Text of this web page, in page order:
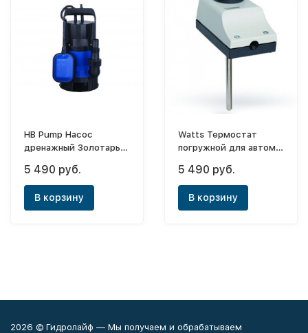
HB Pump Насос
дренажный Золотарь
5 490 руб.
В корзину
Watts Термостат
погружной для автом.
бойлеров (внеш.шкала
гильза150мм)
5 490 руб.
В корзину
2026 © Гидролайф — Мы получаем и обрабатываем